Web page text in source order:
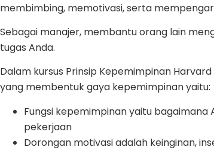
membimbing, memotivasi, serta
Sebagai manajer, membantu orang lain
tugas Anda.
Dalam kursus Prinsip Kepemimpinan
yang membentuk gaya kepemimpinan yaitu:
Fungsi kepemimpinan yaitu
pekerjaan
Dorongan motivasi adalah keinginan,